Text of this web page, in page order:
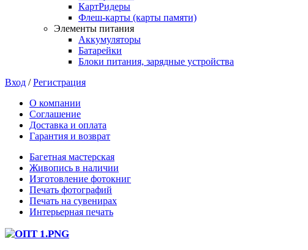
КартРидеры
Флеш-карты (карты памяти)
Элементы питания
Аккумуляторы
Батарейки
Блоки питания, зарядные устройства
Вход /Регистрация
О компании
Соглашение
Доставка и оплата
Гарантия и возврат
Багетная мастерская
Живопись в наличии
Изготовление фотокниг
Печать фотографий
Печать на сувенирах
Интерьерная печать